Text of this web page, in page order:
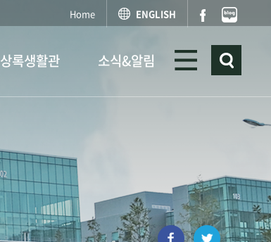
상록생활관 소식&알림
Home ENGLISH